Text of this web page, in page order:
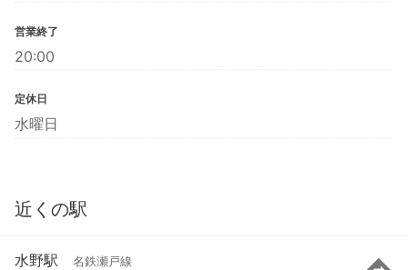
営業終了
20:00
定休日
水曜日
近くの駅
水野駅 名鉄瀬戸線